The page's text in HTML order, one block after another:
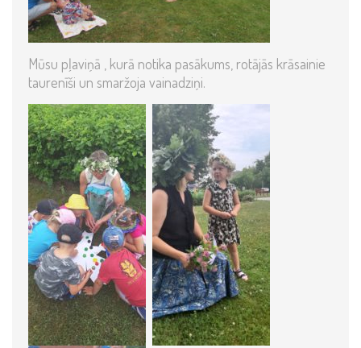
Mūsu pļaviņā , kurā notika pasākums, rotājās krāsainie
taurenīši un smaržoja vainadziņi.